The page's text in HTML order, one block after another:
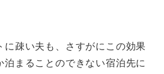
に疎い夫も、さすがにこの効果
泊まることのできない宿泊先に